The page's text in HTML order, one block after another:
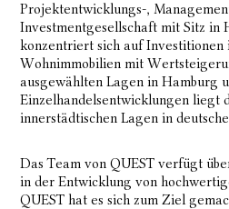
Projektentwicklungs-,
Investmentgesellschaft mit Sitz in
konzentriert sich auf Investitionen
Wohnimmobilien mit
ausgewählten Lagen in Hamburg
Einzelhandelsentwicklungen liegt
innerstädtischen Lagen in
Das Team von QUEST verfügt
in der Entwicklung von
QUEST hat es sich zum Ziel